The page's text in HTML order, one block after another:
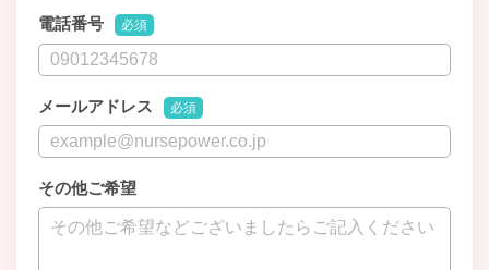
電話番号 必須
メールアドレス 必須
その他ご希望